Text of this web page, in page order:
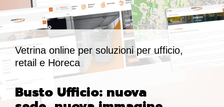
Vetrina online per soluzioni per ufficio,
retail e Horeca
Busto Ufficio: nuova